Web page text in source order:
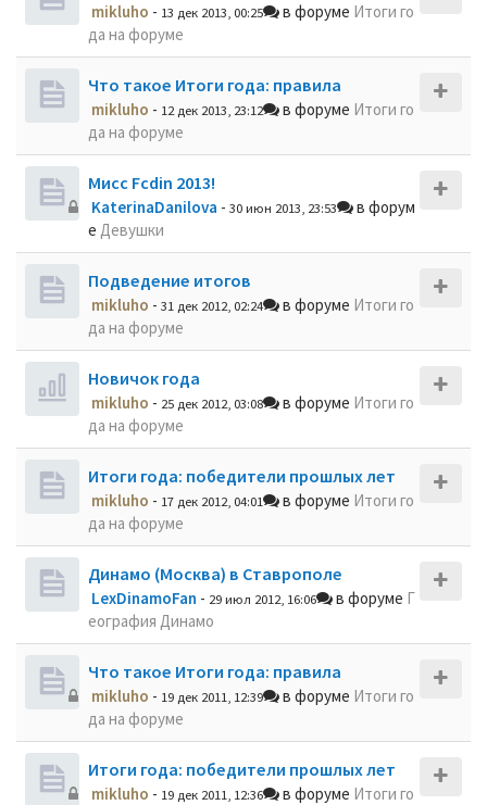
mikluho - 13 дек 2013, 00:25 в форуме Итоги го
да на форуме
Что такое Итоги года: правила
mikluho - 12 дек 2013, 23:12 в форуме Итоги го
да на форуме
Мисс Fcdin 2013!
KaterinaDanilova - 30 июн 2013, 23:53
в форум
е Девушки
Подведение итогов
mikluho - 31 дек 2012, 02:24 в форуме Итоги го
да на форуме
Новичок года
mikluho - 25 дек 2012, 03:08 в форуме Итоги го
да на форуме
Итоги года: победители прошлых лет
mikluho - 17 дек 2012, 04:01 в форуме Итоги го
да на форуме
Динамо (Москва) в Ставрополе
LexDinamoFan - 29 июл 2012, 16:06 в форуме Г
еография Динамо
Что такое Итоги года: правила
mikluho - 19 дек 2011, 12:39 в форуме Итоги го
да на форуме
Итоги года: победители прошлых лет
mikluho - 19 дек 2011, 12:36 в форуме Итоги го